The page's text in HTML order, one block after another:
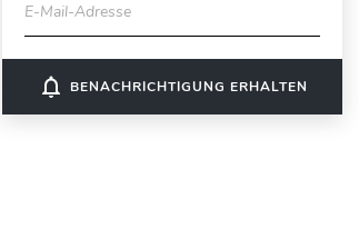
E-Mail-Adresse
notifications_none BENACHRICHTIGUNG ERHALTEN